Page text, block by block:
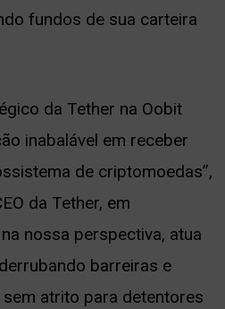
fundos de sua carteira
da Tether na Oobit
inabalável em receber
de criptomoedas”,
da Tether, em
nossa perspectiva, atua
barreiras e
atrito para detentores